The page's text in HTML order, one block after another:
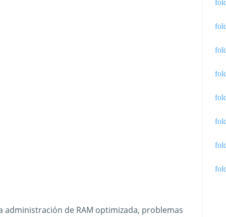
administración de RAM optimizada, problemas